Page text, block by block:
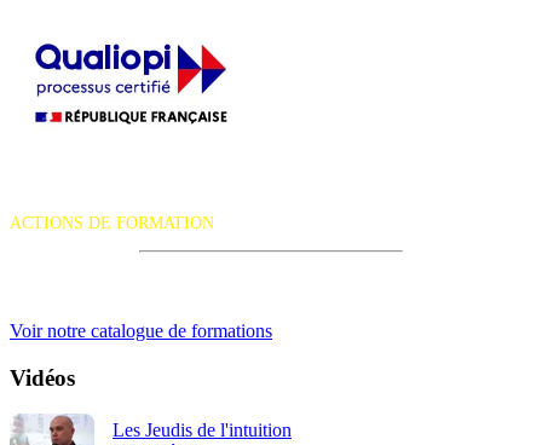
ACTIONS DE FORMATION
Voir notre catalogue de formations
Vidéos
Les Jeudis de l'intuition